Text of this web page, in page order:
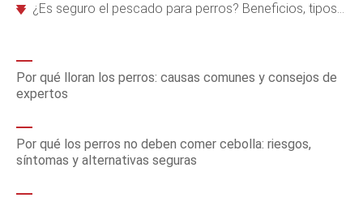
¿Es seguro el pescado para perros? Beneficios, tipos y recetas
Por qué lloran los perros: causas comunes y consejos de
expertos
Por qué los perros no deben comer cebolla: riesgos,
síntomas y alternativas seguras